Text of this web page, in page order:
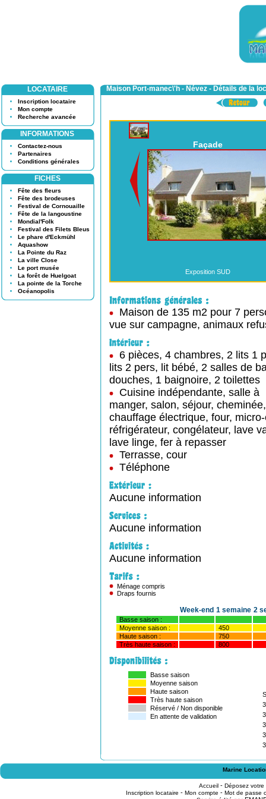
LOCATAIRE
Inscription locataire
Mon compte
Recherche avancée
INFORMATIONS
Contactez-nous
Partenaires
Conditions générales
FICHES
Fête des fleurs
Fête des brodeuses
Festival de Cornouaille
Fête de la langoustine
Mondial'Folk
Festival des Filets Bleus
Le phare d'Eckmühl
Aquashow
La Pointe du Raz
La ville Close
Le port musée
La forêt de Huelgoat
La pointe de la Torche
Océanopolis
Maison Port-manec\'h - Névez - Détails de la
Façade
Exposition SUD
Maison de 135 m2 pour 7
vue sur campagne, animaux
6 pièces, 4 chambres, 2 lits 1
lits 2 pers, lit bébé, 2 salles de
douches, 1 baignoire, 2 toilettes
Cuisine indépendante, salle à
manger, salon, séjour, cheminée,
chauffage électrique, four,
réfrigérateur, congélateur, lave
lave linge, fer à repasser
Terrasse, cour
Téléphone
Aucune information
Aucune information
Aucune information
Ménage compris
Draps fournis
Week-end 1 semaine 2
Basse saison :
Moyenne saison :
450
Haute saison :
750
Très haute saison :
800
Basse saison
Moyenne saison
Haute saison
Très haute saison
Réservé / Non disponible
En attente de validation
Marine
Accueil - Déposez
Inscription locataire - Mon compte - Mot de passe